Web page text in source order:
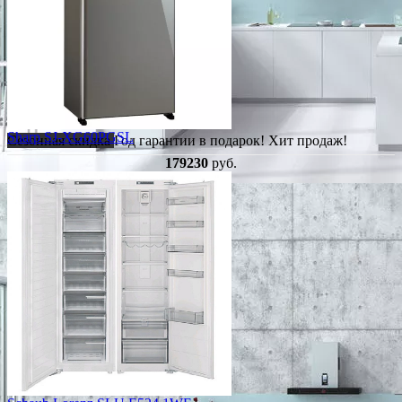
Сезонная скидкаГод гарантии в подарок! Хит продаж!
Sharp SJ-XG60PGSL
179230 руб.